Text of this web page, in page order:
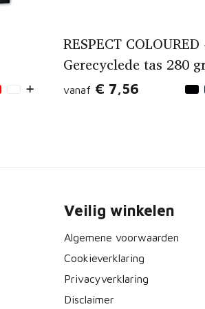
RESPECT COLOURED
Gerecyclede tas 280
vanaf € 7,56
Veilig winkelen
Algemene voorwaarden
Cookieverklaring
Privacyverklaring
Disclaimer